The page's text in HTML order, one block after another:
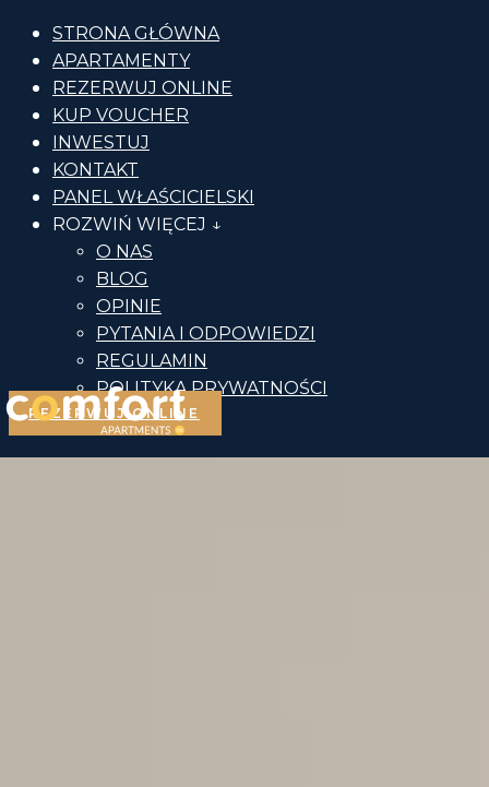
STRONA GŁÓWNA
APARTAMENTY
REZERWUJ ONLINE
KUP VOUCHER
INWESTUJ
KONTAKT
PANEL WŁAŚCICIELSKI
ROZWIŃ WIĘCEJ ↓
O NAS
BLOG
OPINIE
PYTANIA I ODPOWIEDZI
REGULAMIN
POLITYKA PRYWATNOŚCI
REZERWUJ ONLINE